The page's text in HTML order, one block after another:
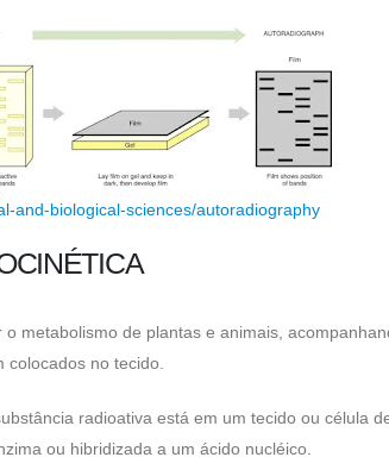
and-biological-sciences/autoradiography
metabolismo de plantas e animais,
colocados no tecido.
radioativa está em um tecido ou célula
ou hibridizada a um ácido nucléico.